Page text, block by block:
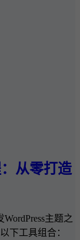
从零打造
主题之
下工具组合：